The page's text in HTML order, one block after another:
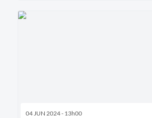
04 JUN 2024 - 13h00